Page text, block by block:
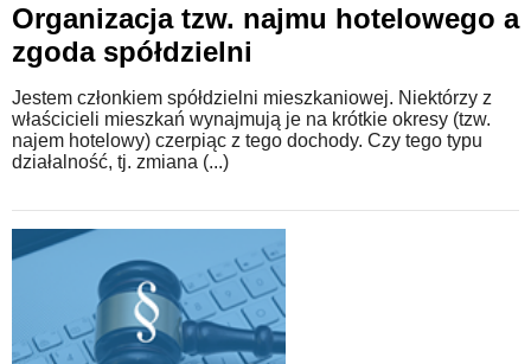
Organizacja tzw. najmu hotelowego a
zgoda spółdzielni
Jestem członkiem spółdzielni mieszkaniowej. Niektórzy z
właścicieli mieszkań wynajmują je na krótkie okresy (tzw.
najem hotelowy) czerpiąc z tego dochody. Czy tego typu
działalność, tj. zmiana (...)